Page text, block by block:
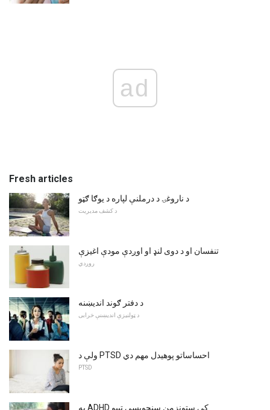
ad
Fresh articles
د ناروغۍ د درملنې لپاره د یوګا ګټو
د کشف مدیریت
تنفسان او د دوی لنډ او اوږدې مودې اغیزې
روږدي
د دفتر ګوند اندیښنه
د ټولنیزې اندیښنې خرابی
ولې د PTSD احساساتو پوهیدل مهم دي
PTSD
په ADHD کې ستونزمن سنجویسي ټپپو